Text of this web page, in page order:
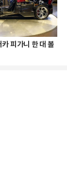
피가니 한 대 볼